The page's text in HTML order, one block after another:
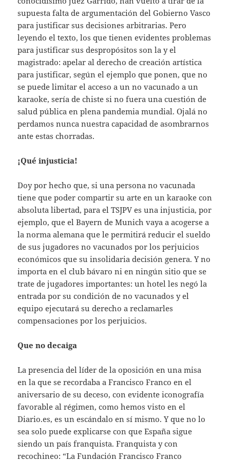
supuesta falta de argumentación del Gobierno Vasco
para justificar sus decisiones arbitrarias. Pero
leyendo el texto, los que tienen evidentes problemas
para justificar sus despropósitos son la y el
magistrado: apelar al derecho de creación artística
para justificar, según el ejemplo que ponen, que no
se puede limitar el acceso a un no vacunado a un
karaoke, sería de chiste si no fuera una cuestión de
salud pública en plena pandemia mundial. Ojalá no
perdamos nunca nuestra capacidad de asombrarnos
ante estas chorradas.
¡Qué injusticia!
Doy por hecho que, si una persona no vacunada
tiene que poder compartir su arte en un karaoke con
absoluta libertad, para el TSJPV es una injusticia, por
ejemplo, que el Bayern de Munich vaya a acogerse a
la norma alemana que le permitirá reducir el sueldo
de sus jugadores no vacunados por los perjuicios
económicos que su insolidaria decisión genera. Y no
importa en el club bávaro ni en ningún sitio que se
trate de jugadores importantes: un hotel les negó la
entrada por su condición de no vacunados y el
equipo ejecutará su derecho a reclamarles
compensaciones por los perjuicios.
Que no decaiga
La presencia del líder de la oposición en una misa
en la que se recordaba a Francisco Franco en el
aniversario de su deceso, con evidente iconografía
favorable al régimen, como hemos visto en el
Diario.es, es un escándalo en sí mismo. Y que no lo
sea solo puede explicarse con que España sigue
siendo un país franquista. Franquista y con
recochineo: “La Fundación Francisco Franco